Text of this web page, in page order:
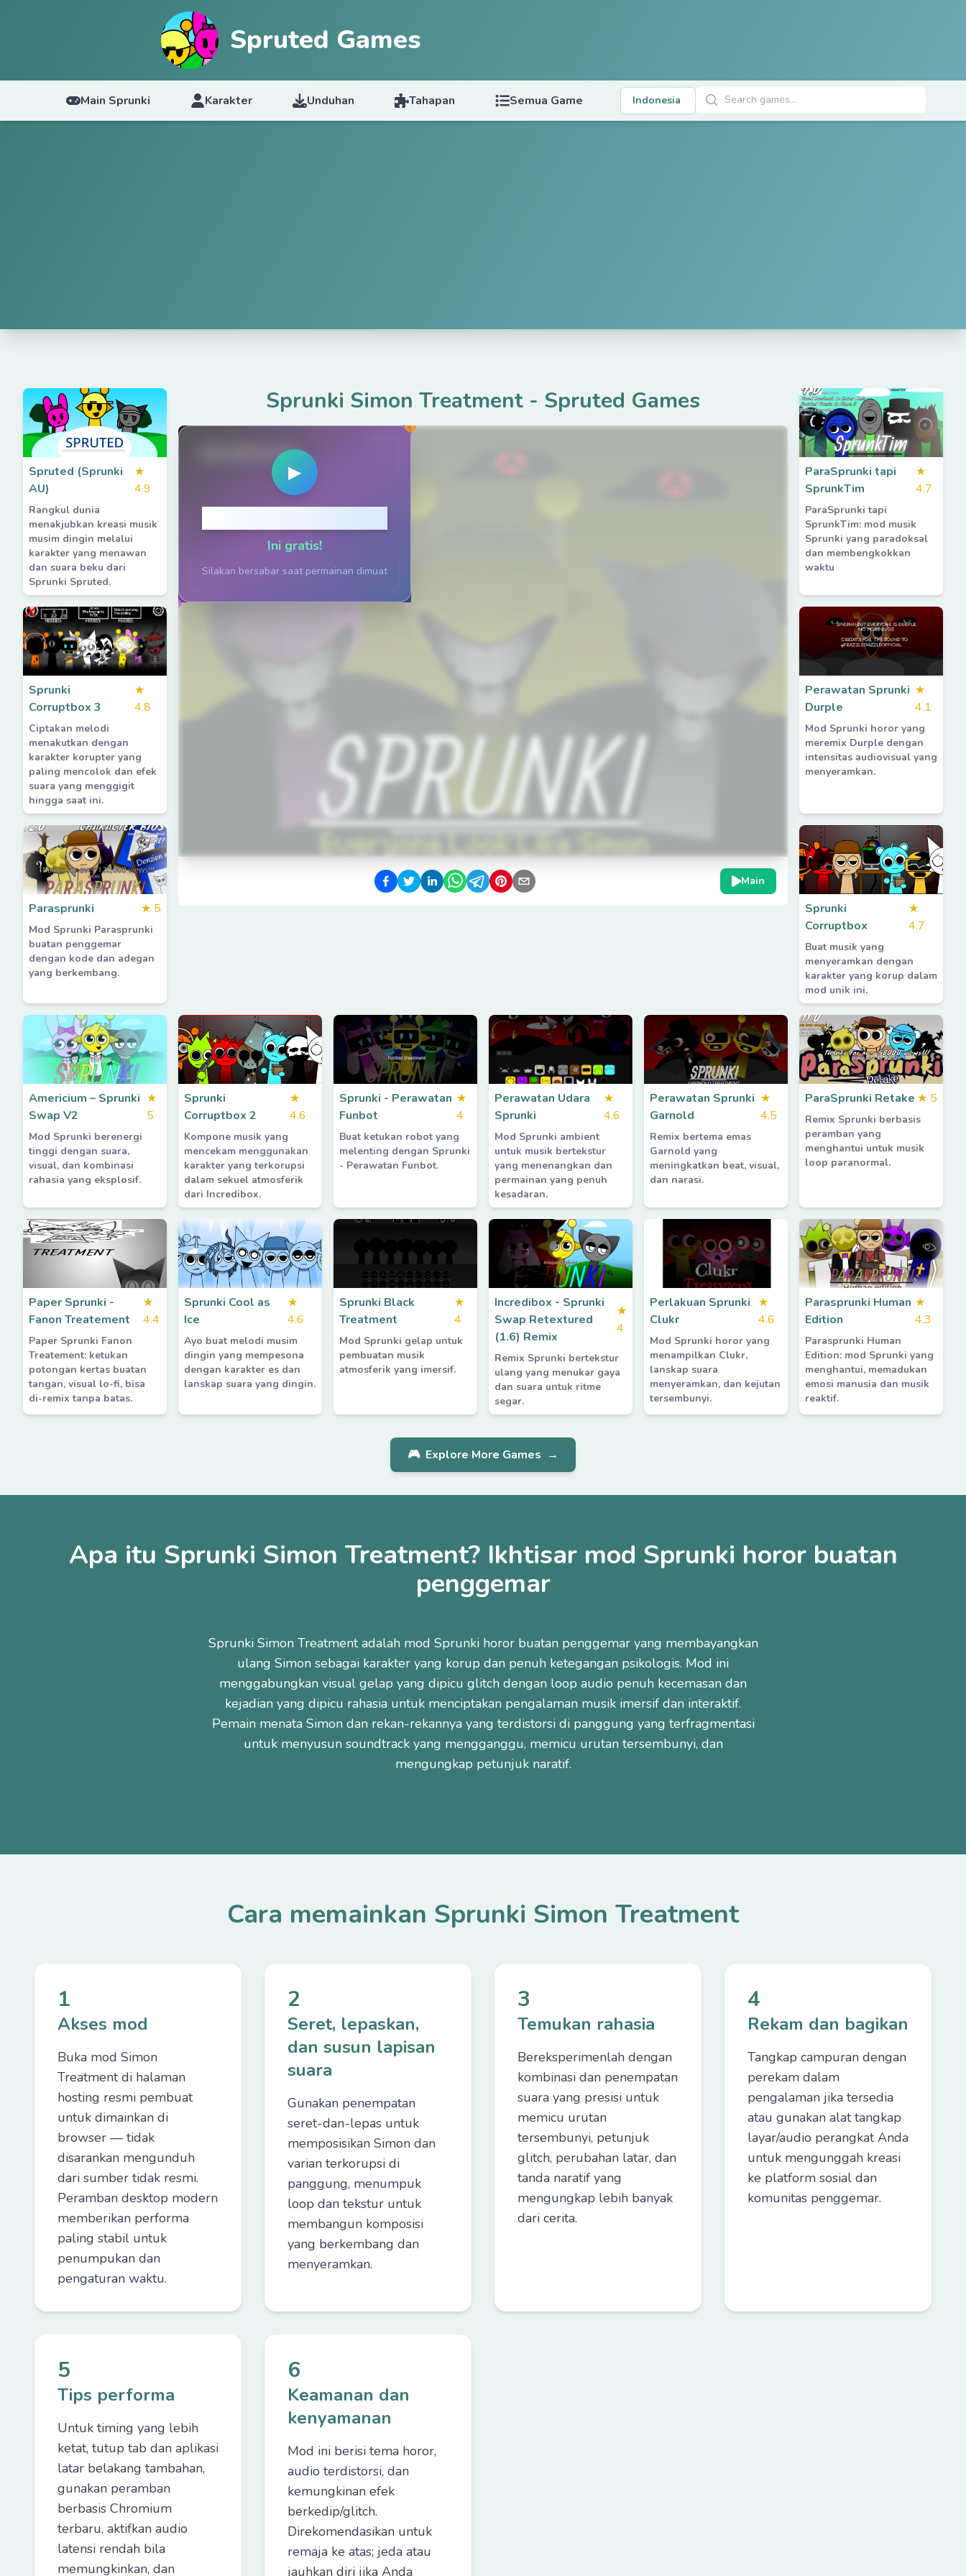
Spruted Games
Main Sprunki Karakter Unduhan Tahapan Semua Game Indonesia Cari Permainan
Spruted (Sprunki
AU)
★
4.9
Rangkul dunia
menakjubkan kreasi musik
musim dingin melalui
karakter yang menawan
dan suara beku dari
Sprunki Spruted.
Sprunki Simon Treatment - Spruted Games
spruted.com
▶
Ini gratis!
Silakan bersabar saat permainan dimuat
Main
ParaSprunki tapi
SprunkTim
★
4.7
ParaSprunki tapi
SprunkTim: mod musik
Sprunki yang paradoksal
dan membengkokkan
waktu
Sprunki
Corruptbox 3
★
4.8
Ciptakan melodi
menakutkan dengan
karakter korupter yang
paling mencolok dan efek
suara yang menggigit
hingga saat ini.
Perawatan Sprunki
Durple
★
4.1
Mod Sprunki horor yang
meremix Durple dengan
intensitas audiovisual yang
menyeramkan.
Parasprunki ★ 5
Mod Sprunki Parasprunki
buatan penggemar
dengan kode dan adegan
yang berkembang.
Sprunki
Corruptbox
★
4.7
Buat musik yang
menyeramkan dengan
karakter yang korup dalam
mod unik ini.
Americium – Sprunki
Swap V2
★
5
Mod Sprunki berenergi
tinggi dengan suara,
visual, dan kombinasi
rahasia yang eksplosif.
Sprunki
Corruptbox 2
★
4.6
Kompone musik yang
mencekam menggunakan
karakter yang terkorupsi
dalam sekuel atmosferik
dari Incredibox.
Sprunki - Perawatan
Funbot
★
4
Buat ketukan robot yang
melenting dengan Sprunki
- Perawatan Funbot.
Perawatan Udara
Sprunki
★
4.6
Mod Sprunki ambient
untuk musik bertekstur
yang menenangkan dan
permainan yang penuh
kesadaran.
Perawatan Sprunki
Garnold
★
4.5
Remix bertema emas
Garnold yang
meningkatkan beat, visual,
dan narasi.
ParaSprunki Retake ★ 5
Remix Sprunki berbasis
peramban yang
menghantui untuk musik
loop paranormal.
Paper Sprunki -
Fanon Treatement
★
4.4
Paper Sprunki Fanon
Treatement: ketukan
potongan kertas buatan
tangan, visual lo-fi, bisa
di-remix tanpa batas.
Sprunki Cool as
Ice
★
4.6
Ayo buat melodi musim
dingin yang mempesona
dengan karakter es dan
lanskap suara yang dingin.
Sprunki Black
Treatment
★
4
Mod Sprunki gelap untuk
pembuatan musik
atmosferik yang imersif.
Incredibox - Sprunki
Swap Retextured
(1.6) Remix
★
4
Remix Sprunki bertekstur
ulang yang menukar gaya
dan suara untuk ritme
segar.
Perlakuan Sprunki
Clukr
★
4.6
Mod Sprunki horor yang
menampilkan Clukr,
lanskap suara
menyeramkan, dan kejutan
tersembunyi.
Parasprunki Human
Edition
★
4.3
Parasprunki Human
Edition: mod Sprunki yang
menghantui, memadukan
emosi manusia dan musik
reaktif.
🎮 Explore More Games →
Apa itu Sprunki Simon Treatment? Ikhtisar mod Sprunki horor buatan
penggemar
Sprunki Simon Treatment adalah mod Sprunki horor buatan penggemar yang membayangkan
ulang Simon sebagai karakter yang korup dan penuh ketegangan psikologis. Mod ini
menggabungkan visual gelap yang dipicu glitch dengan loop audio penuh kecemasan dan
kejadian yang dipicu rahasia untuk menciptakan pengalaman musik imersif dan interaktif.
Pemain menata Simon dan rekan-rekannya yang terdistorsi di panggung yang terfragmentasi
untuk menyusun soundtrack yang mengganggu, memicu urutan tersembunyi, dan
mengungkap petunjuk naratif.
Cara memainkan Sprunki Simon Treatment
1
Akses mod
Buka mod Simon
Treatment di halaman
hosting resmi pembuat
untuk dimainkan di
browser — tidak
disarankan mengunduh
dari sumber tidak resmi.
Peramban desktop modern
memberikan performa
paling stabil untuk
penumpukan dan
pengaturan waktu.
2
Seret, lepaskan,
dan susun lapisan
suara
Gunakan penempatan
seret-dan-lepas untuk
memposisikan Simon dan
varian terkorupsi di
panggung, menumpuk
loop dan tekstur untuk
membangun komposisi
yang berkembang dan
menyeramkan.
3
Temukan rahasia
Bereksperimenlah dengan
kombinasi dan penempatan
suara yang presisi untuk
memicu urutan
tersembunyi, petunjuk
glitch, perubahan latar, dan
tanda naratif yang
mengungkap lebih banyak
dari cerita.
4
Rekam dan bagikan
Tangkap campuran dengan
perekam dalam
pengalaman jika tersedia
atau gunakan alat tangkap
layar/audio perangkat Anda
untuk mengunggah kreasi
ke platform sosial dan
komunitas penggemar.
5
Tips performa
Untuk timing yang lebih
ketat, tutup tab dan aplikasi
latar belakang tambahan,
gunakan peramban
berbasis Chromium
terbaru, aktifkan audio
latensi rendah bila
memungkinkan, dan
6
Keamanan dan
kenyamanan
Mod ini berisi tema horor,
audio terdistorsi, dan
kemungkinan efek
berkedip/glitch.
Direkomendasikan untuk
remaja ke atas; jeda atau
jauhkan diri jika Anda